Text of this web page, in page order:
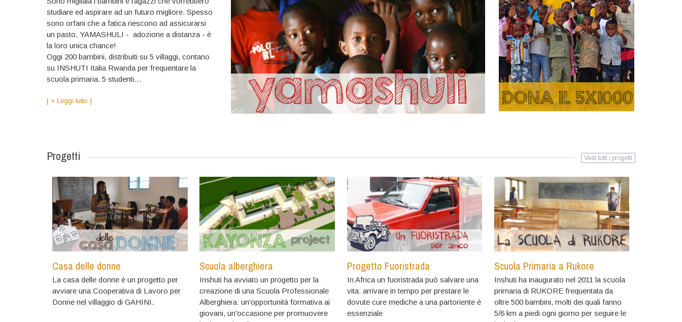
studiare ed aspirare ad un futuro migliore. Spesso
sono orfani che a fatica riescono ad assicurarsi
un pasto. YAMASHULI - adozione a distanza - è
la loro unica chance!
Oggi 200 bambini, distribuiti su 5 villaggi, contano
su INSHUTI Italia Rwanda per frequentare la
scuola primaria. 5 studenti…
[ + Leggi tutto ]
Progetti Vedi tutti i progetti
Casa delle donne
La casa delle donne è un progetto per
avviare una Cooperativa di Lavoro per
Donne nel villaggio di GAHINI.
Scuola alberghiera
Inshuti ha avviato un progetto per la
creazione di una Scuola Professionale
Alberghiera: un'opportunità formativa ai
giovani, un'occasione per promuovere
Progetto Fuoristrada
​In Africa un fuoristrada può salvare una
vita: arrivare in tempo per prestare le
dovute cure mediche a una partoriente è
essenziale
Scuola Primaria a Rukore
Inshuti ha inaugurato nel 2011 la scuola
primaria di RUKORE frequentata da
oltre 500 bambini, molti dei quali fanno
5/6 km a piedi ogni giorno per seguire le